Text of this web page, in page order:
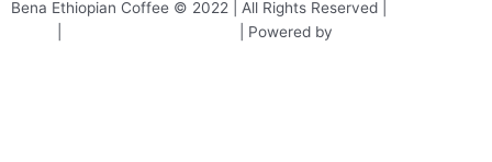
Bena Ethiopian Coffee © 2022 | All Rights Reserved |
| Powered by